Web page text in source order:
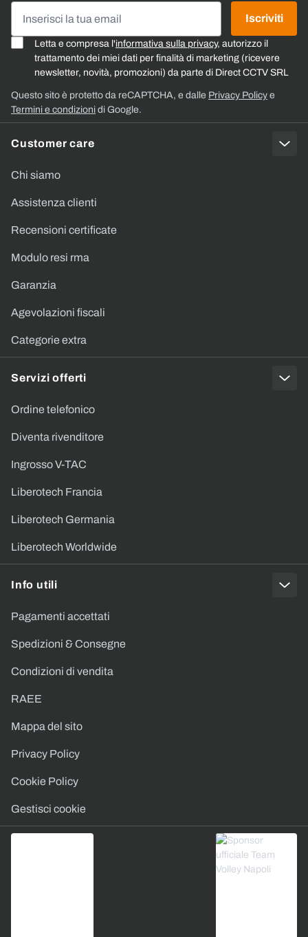
Customer care
Chi siamo
Assistenza clienti
Recensioni certificate
Modulo resi rma
Garanzia
Agevolazioni fiscali
Categorie extra
Servizi offerti
Ordine telefonico
Diventa rivenditore
Ingrosso V-TAC
Liberotech Francia
Liberotech Germania
Liberotech Worldwide
Info utili
Pagamenti accettati
Spedizioni & Consegne
Condizioni di vendita
RAEE
Mappa del sito
Privacy Policy
Cookie Policy
Gestisci cookie
Letta e compresa l'informativa sulla privacy, autorizzo il
trattamento dei miei dati per finalità di marketing (ricevere
newsletter, novità, promozioni) da parte di Direct CCTV SRL
Iscriviti
Questo sito è protetto da reCAPTCHA, e dalle Privacy Policy e
Termini e condizioni di Google.